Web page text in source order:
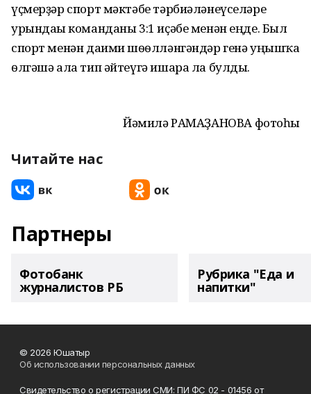
үҫмерҙәр спорт мәктәбе тәрбиәләнеүселәре
урындағы команданы 3:1 иҫәбе менән еңде. Был
спорт менән даими шѳғѳлләнгәндәр генә уңышҡа
ѳлгәшә ала тип әйтеүгә ишара ла булды.
Йәмилә РАМАҘАНОВА фотоһы
Читайте нас
Партнеры
Фотобанк
журналистов РБ
Рубрика "Еда и
напитки"
© 2026 Юшатыр
Об использовании персональных данных
Свидетельство о регистрации СМИ: ПИ ФС 02 - 01456 от